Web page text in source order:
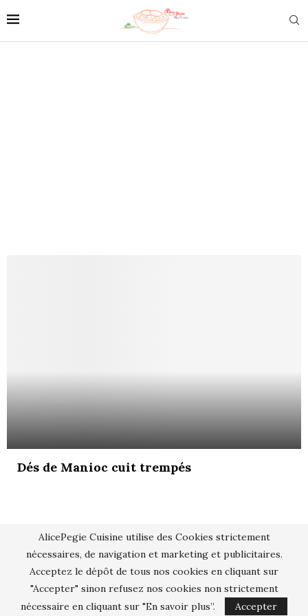
Dés de Manioc cuit trempés
AlicePegie Cuisine utilise des Cookies strictement
nécessaires, de navigation et marketing et publicitaires.
Acceptez le dépôt de tous nos cookies en cliquant sur
"Accepter" sinon refusez nos cookies non strictement
nécessaire en cliquant sur "En savoir plus”.
Accepter